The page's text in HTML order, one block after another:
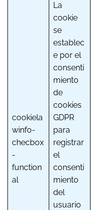
cookiela
winfo-
checbox
-
function
al
La
cookie
se
establec
e por el
consenti
miento
de
cookies
GDPR
para
registrar
el
consenti
miento
del
usuario